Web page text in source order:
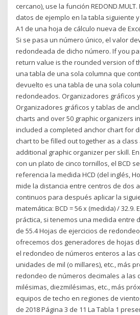
cercano), use la función
datos de ejemplo en la tabla siguiente
A1 de una hoja de cálculo nueva de
Si se pasa un número único, el valor
redondeada de dicho número. If you
return value is the rounded version of
una tabla de una sola columna que
devuelto es una tabla de una sola
redondeados. Organizadores gráficos
Organizadores gráficos y tablas de
charts and over 50 graphic organizers
included a completed anchor chart for
chart to be filled out together as a class
additional graphic organizer per skill.
con un plato de cinco tornillos, el BCD
referencia la medida HCD (del inglés,
mide la distancia entre centros de dos
continuos para después aplicar la
matemática: BCD = 56 x (medida) / 32.9.
práctica, si tenemos una medida entre
de 55.4 Hojas de ejercicios de
ofrecemos dos generadores de hojas
el redondeo de números enteros a las
unidades de mil (o millares), etc., más
redondeo de números decimales a las
milésimas, diezmilésimas, etc., más
equipos de techo en regiones de
de 2018 Página 3 de 11 La Tabla 1